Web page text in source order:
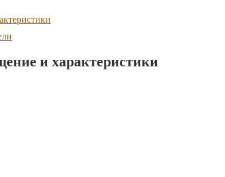
и характеристики